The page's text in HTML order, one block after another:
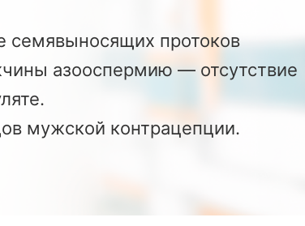
семявыносящих протоков
азооспермию — отсутствие
мужской контрацепции.